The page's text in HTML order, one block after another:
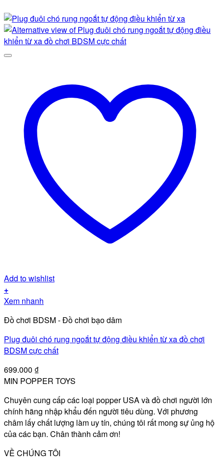
Add to wishlist
+
Xem nhanh
Đồ chơi BDSM - Đồ chơi bạo dâm
Plug đuôi chó rung ngoắt tự động điều khiển từ xa đồ chơi
BDSM cực chất
699.000 ₫
MIN POPPER TOYS
Chuyên cung cấp các loại popper USA và đồ chơi người lớn
chính hãng nhập khẩu đến người tiêu dùng. Với phương
châm lấy chất lượng làm uy tín, chúng tôi rất mong sự ủng hộ
của các bạn. Chân thành cảm ơn!
VỀ CHÚNG TÔI